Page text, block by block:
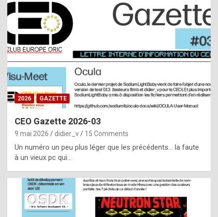
s
t
a
s
i
e
f
o
m
m
2026 GAZETTE
CEO Gazette 2026-03
9 mai 2026 didier_v 15 Comments
Un numéro un peu plus léger que les précédents… la faute
à un vieux pc qui…